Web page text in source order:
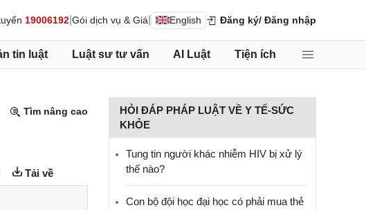
19006192 Gói dịch vụ & Giá English Đăng ký/ Đăng nhập
tin luật Luật sư tư vấn AI Luật Tiện ích
Tìm nâng cao
Tải về
HỎI ĐÁP PHÁP LUẬT VỀ Y TẾ-SỨC
KHỎE
Tung tin người khác nhiễm HIV bị xử lý
thế nào?
Con bộ đội học đại học có phải mua thẻ